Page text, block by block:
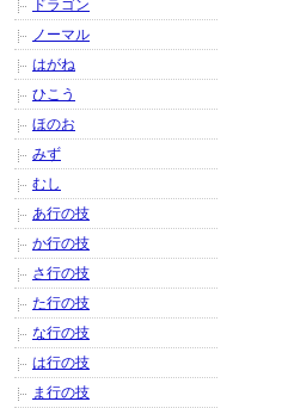
ドラゴン
ノーマル
はがね
ひこう
ほのお
みず
むし
あ行の技
か行の技
さ行の技
た行の技
な行の技
は行の技
ま行の技